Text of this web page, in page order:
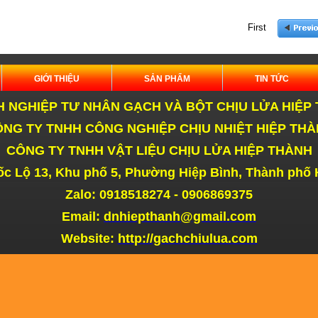
First
GIỚI THIỆU SẢN PHẨM TIN TỨC
NGHIỆP TƯ NHÂN GẠCH VÀ BỘT CHỊU LỬA HIỆP
TY TNHH CÔNG NGHIỆP CHỊU NHIỆT HIỆP
CÔNG TY TNHH VẬT LIỆU CHỊU LỬA HIỆP THÀNH
Lộ 13, Khu phố 5, Phường Hiệp Bình, Thành phố
Zalo: 0918518274 - 0906869375
Email: dnhiepthanh@gmail.com
Website: http://gachchiulua.com